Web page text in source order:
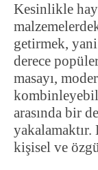
Kesinlikle
getirmek,
derece
masayı,
arasında bir
yakalamaktır.
kişisel ve